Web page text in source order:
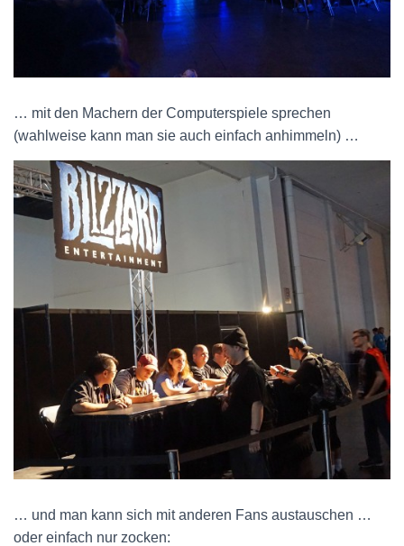
… mit den Machern der Computerspiele sprechen
(wahlweise kann man sie auch einfach anhimmeln) …
… und man kann sich mit anderen Fans austauschen …
oder einfach nur zocken: